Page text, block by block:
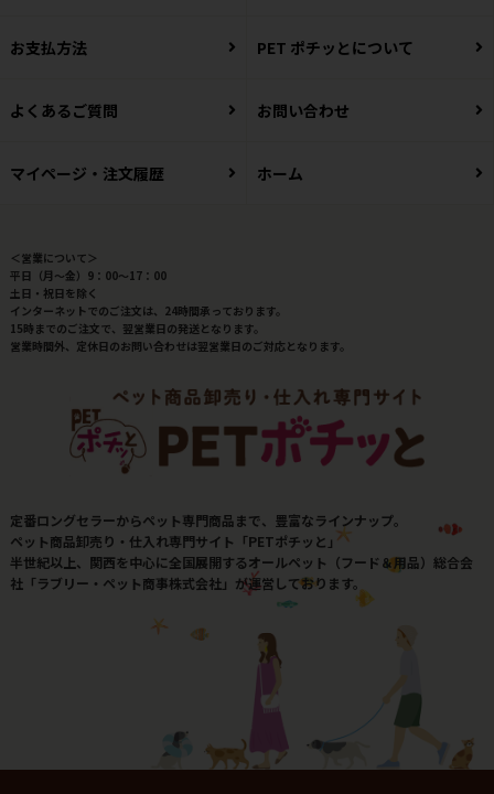
お支払方法 PET ポチッとについて
よくあるご質問 お問い合わせ
マイページ・注文履歴 ホーム
＜営業について＞
平日（月～金）9：00～17：00
土日・祝日を除く
インターネットでのご注文は、24時間承っております。
15時までのご注文で、翌営業日の発送となります。
営業時間外、定休日のお問い合わせは翌営業日のご対応となります。
定番ロングセラーからペット専門商品まで、豊富なラインナップ。
ペット商品卸売り・仕入れ専門サイト「PETポチッと」
半世紀以上、関西を中心に全国展開するオールペット（フード＆用品）総合会
社「ラブリー・ペット商事株式会社」が運営しております。